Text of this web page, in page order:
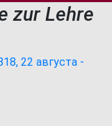
zur Lehre
22 августа -